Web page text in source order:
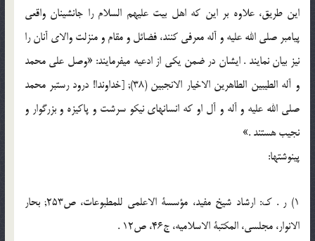
این طریق، علاوه بر این که اهل بیت علیهم السلام را جانشینان واقعی
پیامبر صلی الله علیه و آله معرفی کنند، فضائل و مقام و منزلت والای آنان را
نیز بیان نمایند . ایشان در ضمن یکی از ادعیه می‏فرمایند: «وصل علی محمد
و آله الطیبین الطاهرین الاخیار الانجبین (38); [خداوندا! درود رست‏بر محمد
صلی الله علیه و آله و آل او که انسان‏های نیکو سرشت و پاکیزه و بزرگوار و
نجیب هستند .»
پی‏نوشت‏ها:
1) ر . ک: ارشاد شیخ مفید، مؤسسة الاعلمی للمطبوعات، ص‏253; بحار
الانوار، مجلسی، المکتبة الاسلامیه، ج‏46، ص‏12 .